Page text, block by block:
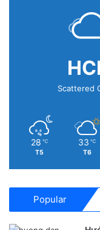
Scattered
28 ℃
T5
33 ℃
T6
Popular